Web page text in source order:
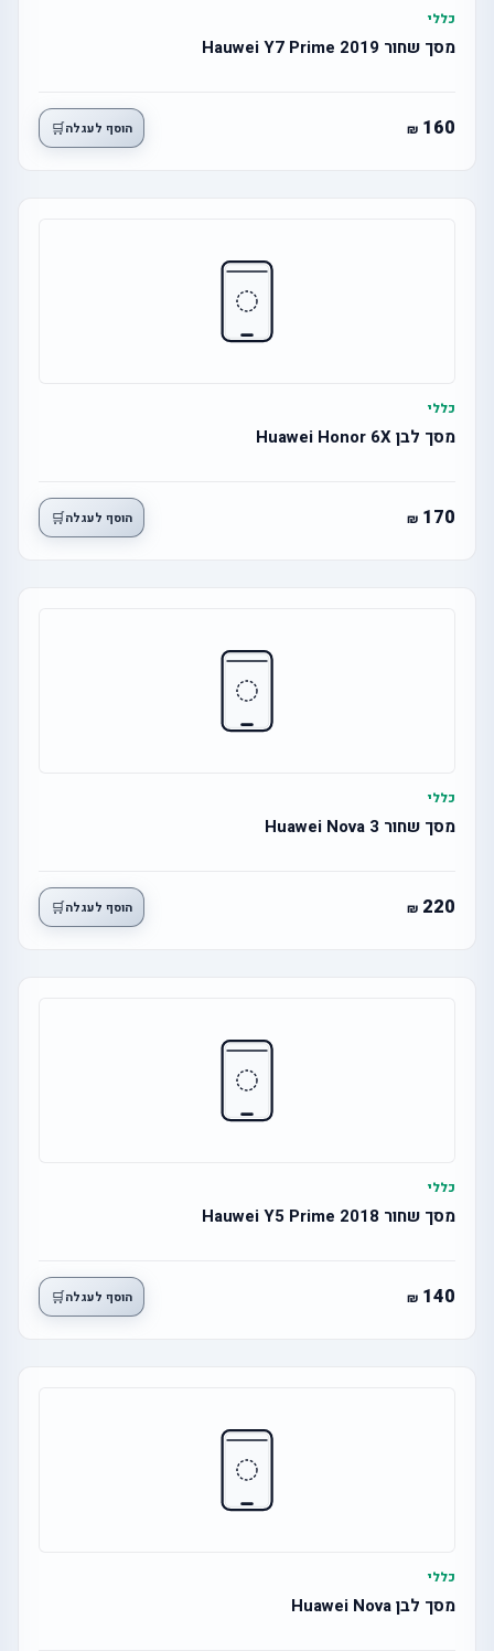
כללי
מסך שחור Hauwei Y7 Prime 2019
160 הוסף לעגלה🛒
כללי
מסך לבן Huawei Honor 6X
170 הוסף לעגלה🛒
כללי
מסך שחור 3 Huawei Nova
220 הוסף לעגלה🛒
כללי
מסך שחור Hauwei Y5 Prime 2018
140 הוסף לעגלה🛒
כללי
מסך לבן Huawei Nova